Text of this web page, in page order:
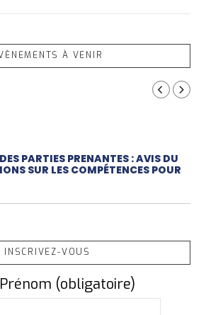
À VENIR
PARTIES PRENANTES : AVIS DU
SUR LES COMPÉTENCES POUR
INSCRIVEZ-VOUS
(obligatoire)